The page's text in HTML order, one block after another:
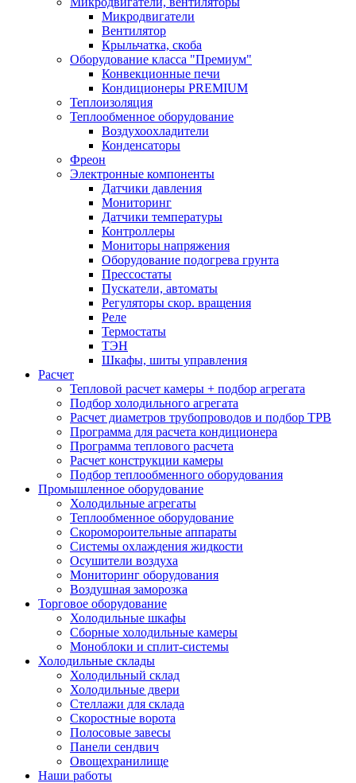
Микродвигатели
Вентилятор
Крыльчатка, скоба
Оборудование класса "Премиум"
Конвекционные печи
Кондиционеры PREMIUM
Теплоизоляция
Теплообменное оборудование
Воздухоохладители
Конденсаторы
Фреон
Электронные компоненты
Датчики давления
Мониторинг
Датчики температуры
Контроллеры
Мониторы напряжения
Оборудование подогрева грунта
Прессостаты
Пускатели, автоматы
Регуляторы скор. вращения
Реле
Термостаты
ТЭН
Шкафы, шиты управления
Расчет
Тепловой расчет камеры + подбор агрегата
Подбор холодильного агрегата
Расчет диаметров трубопроводов и подбор ТРВ
Программа для расчета кондиционера
Программа теплового расчета
Расчет конструкции камеры
Подбор теплообменного оборудования
Промышленное оборудование
Холодильные агрегаты
Теплообменное оборудование
Скоромороительные аппараты
Системы охлаждения жидкости
Осушители воздуха
Мониторинг оборудования
Воздушная заморозка
Торговое оборудование
Холодильные шкафы
Сборные холодильные камеры
Моноблоки и сплит-системы
Холодильные склады
Холодильный склад
Холодильные двери
Стеллажи для склада
Скоростные ворота
Полосовые завесы
Панели сендвич
Овощехранилище
Наши работы